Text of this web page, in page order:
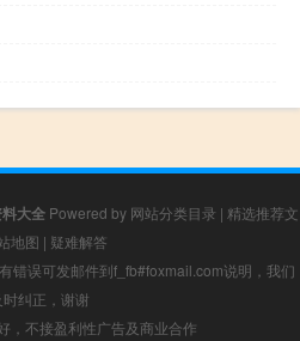
大全Powered by 网站分类目录 | 精选推荐文
地图 | 疑难解答
错误可发邮件到f_fb#foxmail.com说明，我们
时纠正，谢谢
，不接盈利性广告及商业合作